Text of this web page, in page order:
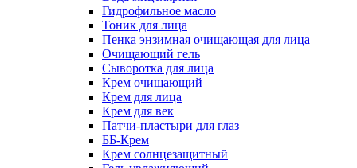
Гидрофильное масло
Тоник для лица
Пенка энзимная очищающая для лица
Очищающий гель
Сыворотка для лица
Крем очищающий
Крем для лица
Крем для век
Патчи-пластыри для глаз
ББ-Крем
Крем солнцезащитный